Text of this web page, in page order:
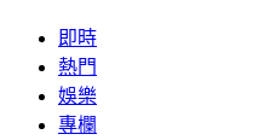
即時
熱門
娛樂
專欄